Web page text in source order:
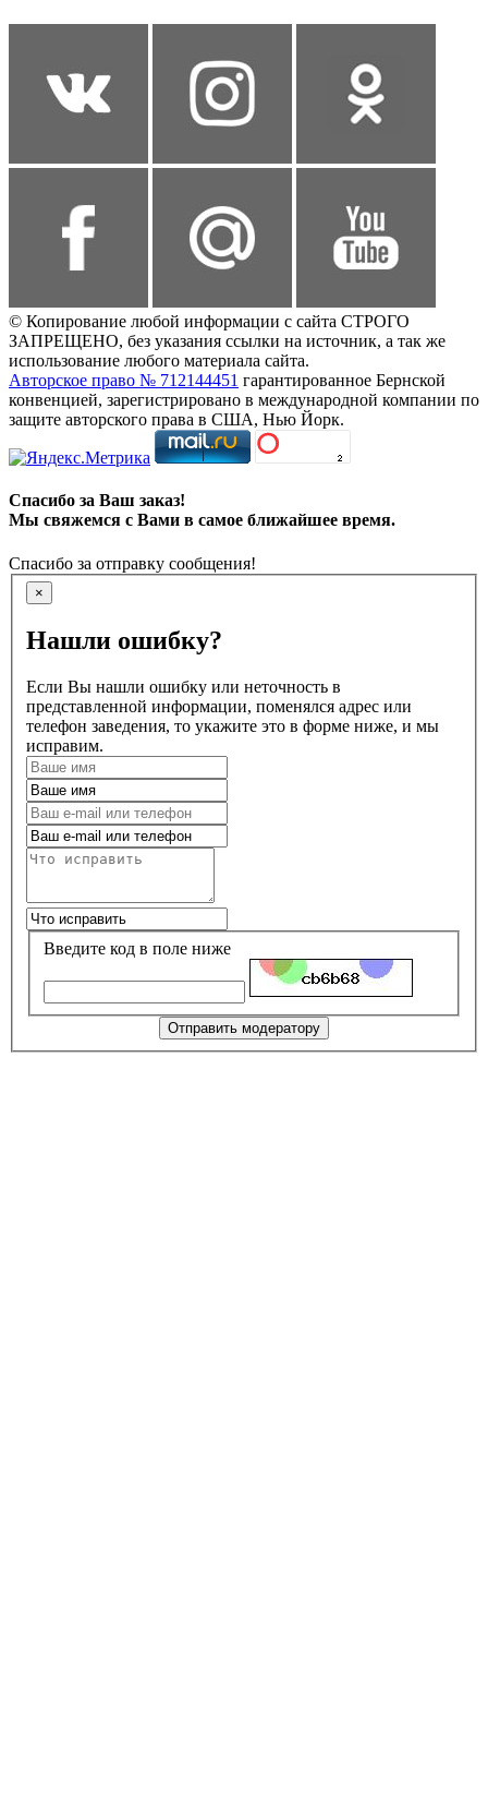
© Копирование любой информации с сайта СТРОГО
ЗАПРЕЩЕНО, без указания ссылки на источник, а так же
использование любого материала сайта.
Авторское право № 712144451 гарантированное Бернской
конвенцией, зарегистрировано в международной компании по
защите авторского права в США, Нью Йорк.
Спасибо за Ваш заказ!
Мы свяжемся с Вами в самое ближайшее время.
Спасибо за отправку сообщения!
×
Нашли ошибку?
Если Вы нашли ошибку или неточность в
представленной информации, поменялся адрес или
телефон заведения, то укажите это в форме ниже, и мы
исправим.
Введите код в поле ниже
Отправить модератору